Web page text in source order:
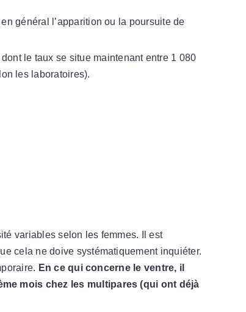
général l’apparition ou la poursuite de
dont le taux se situe maintenant entre 1 080
les laboratoires).
variables selon les femmes. Il est
cela ne doive systématiquement inquiéter.
En ce qui concerne le ventre, il
mois chez les multipares (qui ont déjà